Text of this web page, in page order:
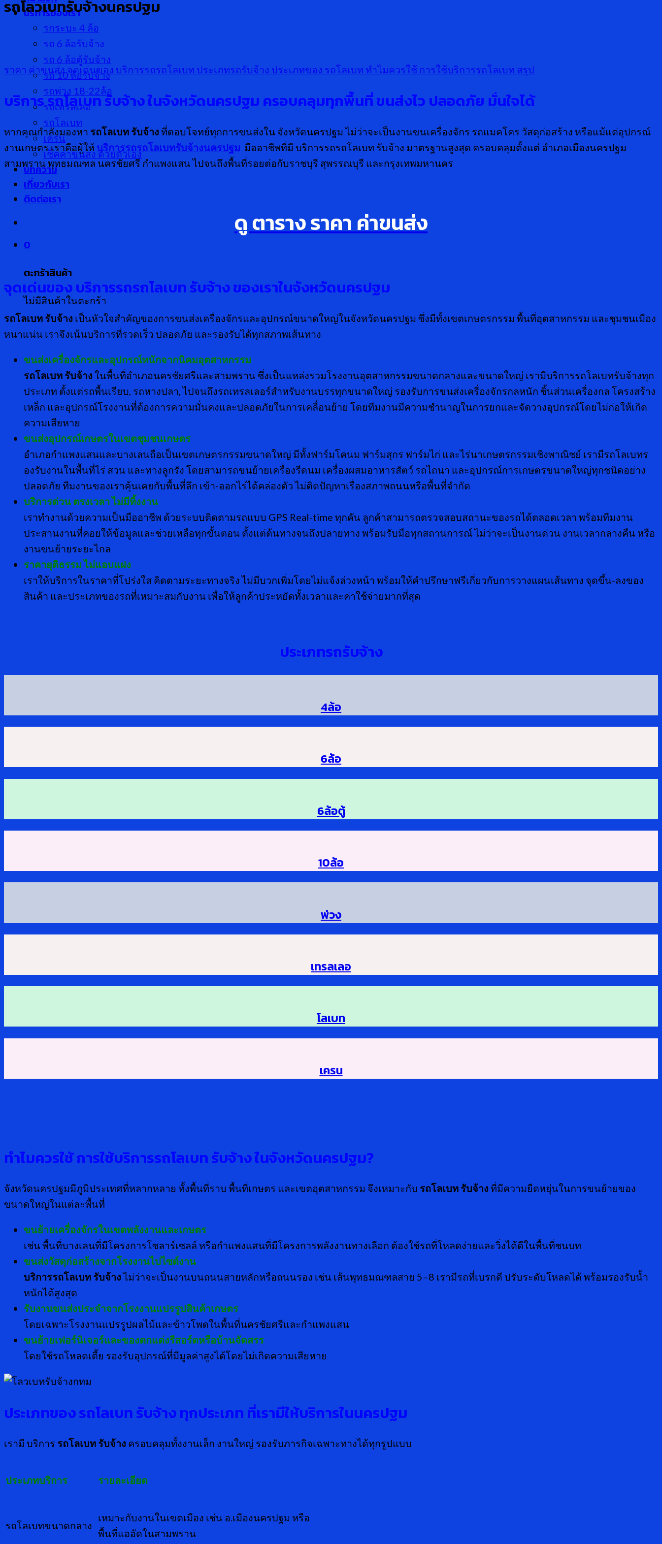
บริการของเรา
รกระบะ 4 ล้อ
รถ 6 ล้อรับจ้าง
รถ 6 ล้อตู้รับจ้าง
รถ 10 ล้อรับจ้าง
รถพ่วง 18-22ล้อ
รถเทรลเลอ
รถโลเบท
เครน
เช็คค่าขนส่ง ด้วยตัวเอง
บทความ
เกี่ยวกับเรา
ติดต่อเรา
0
ตะกร้าสินค้า
ไม่มีสินค้าในตะกร้า
รถโลวเบทรับจ้างนครปฐม
ราคา ค่าขนส่ง จุดเด่นของ บริการรถรถโลเบท ประเภทรถรับจ้าง ประเภทของ รถโลเบท ทำไมควรใช้ การใช้บริการรถโลเบท สรุป
บริการ รถโลเบท รับจ้าง ในจังหวัดนครปฐม ครอบคลุมทุกพื้นที่ ขนส่งไว ปลอดภัย มั่นใจได้
หากคุณกำลังมองหา รถโลเบท รับจ้าง ที่ตอบโจทย์ทุกการขนส่งใน จังหวัดนครปฐม ไม่ว่าจะเป็นงานขนเครื่องจักร รถแมคโคร วัสดุก่อสร้าง หรือแม้แต่อุปกรณ์
งานเกษตร เราคือผู้ให้ บริการรถรถโลเบทรับจ้างนครปฐม มืออาชีพที่มี บริการรถรถโลเบท รับจ้าง มาตรฐานสูงสุด ครอบคลุมตั้งแต่ อำเภอเมืองนครปฐม
สามพราน พุทธมณฑล นครชัยศรี กำแพงแสน ไปจนถึงพื้นที่รอยต่อกับราชบุรี สุพรรณบุรี และกรุงเทพมหานคร
ดู ตาราง ราคา ค่าขนส่ง
จุดเด่นของ บริการรถรถโลเบท รับจ้าง ของเราในจังหวัดนครปฐม
รถโลเบท รับจ้าง เป็นหัวใจสำคัญของการขนส่งเครื่องจักรและอุปกรณ์ขนาดใหญ่ในจังหวัดนครปฐม ซึ่งมีทั้งเขตเกษตรกรรม พื้นที่อุตสาหกรรม และชุมชนเมือง
หนาแน่น เราจึงเน้นบริการที่รวดเร็ว ปลอดภัย และรองรับได้ทุกสภาพเส้นทาง
ขนส่งเครื่องจักรและอุปกรณ์หนักจากนิคมอุตสาหกรรม
รถโลเบท รับจ้าง ในพื้นที่อำเภอนครชัยศรีและสามพราน ซึ่งเป็นแหล่งรวมโรงงานอุตสาหกรรมขนาดกลางและขนาดใหญ่ เรามีบริการรถโลเบทรับจ้างทุก
ประเภท ตั้งแต่รถพื้นเรียบ, รถหางปลา, ไปจนถึงรถเทรลเลอร์สำหรับงานบรรทุกขนาดใหญ่ รองรับการขนส่งเครื่องจักรกลหนัก ชิ้นส่วนเครื่องกล โครงสร้าง
เหล็ก และอุปกรณ์โรงงานที่ต้องการความมั่นคงและปลอดภัยในการเคลื่อนย้าย โดยทีมงานมีความชำนาญในการยกและจัดวางอุปกรณ์โดยไม่ก่อให้เกิด
ความเสียหาย
ขนส่งอุปกรณ์เกษตรในเขตชุมชนเกษตร
อำเภอกำแพงแสนและบางเลนถือเป็นเขตเกษตรกรรมขนาดใหญ่ มีทั้งฟาร์มโคนม ฟาร์มสุกร ฟาร์มไก่ และไร่นาเกษตรกรรมเชิงพาณิชย์ เรามีรถโลเบทร
องรับงานในพื้นที่ไร่ สวน และทางลูกรัง โดยสามารถขนย้ายเครื่องรีดนม เครื่องผสมอาหารสัตว์ รถไถนา และอุปกรณ์การเกษตรขนาดใหญ่ทุกชนิดอย่าง
ปลอดภัย ทีมงานของเราคุ้นเคยกับพื้นที่ลึก เข้า-ออกไร่ได้คล่องตัว ไม่ติดปัญหาเรื่องสภาพถนนหรือพื้นที่จำกัด
บริการด่วน ตรงเวลา ไม่มีทิ้งงาน
เราทำงานด้วยความเป็นมืออาชีพ ด้วยระบบติดตามรถแบบ GPS Real-time ทุกคัน ลูกค้าสามารถตรวจสอบสถานะของรถได้ตลอดเวลา พร้อมทีมงาน
ประสานงานที่คอยให้ข้อมูลและช่วยเหลือทุกขั้นตอน ตั้งแต่ต้นทางจนถึงปลายทาง พร้อมรับมือทุกสถานการณ์ ไม่ว่าจะเป็นงานด่วน งานเวลากลางคืน หรือ
งานขนย้ายระยะไกล
ราคายุติธรรม ไม่แอบแฝง
เราให้บริการในราคาที่โปร่งใส คิดตามระยะทางจริง ไม่มีบวกเพิ่มโดยไม่แจ้งล่วงหน้า พร้อมให้คำปรึกษาฟรีเกี่ยวกับการวางแผนเส้นทาง จุดขึ้น-ลงของ
สินค้า และประเภทของรถที่เหมาะสมกับงาน เพื่อให้ลูกค้าประหยัดทั้งเวลาและค่าใช้จ่ายมากที่สุด
ประเภทรถรับจ้าง
4ล้อ
6ล้อ
6ล้อตู้
10ล้อ
พ่วง
เทรลเลอ
โลเบท
เครน
ทำไมควรใช้ การใช้บริการรถโลเบท รับจ้าง ในจังหวัดนครปฐม?
จังหวัดนครปฐมมีภูมิประเทศที่หลากหลาย ทั้งพื้นที่ราบ พื้นที่เกษตร และเขตอุตสาหกรรม จึงเหมาะกับ รถโลเบท รับจ้าง ที่มีความยืดหยุ่นในการขนย้ายของ
ขนาดใหญ่ในแต่ละพื้นที่
ขนย้ายเครื่องจักรในเขตพลังงานและเกษตร
เช่น พื้นที่บางเลนที่มีโครงการโซลาร์เซลล์ หรือกำแพงแสนที่มีโครงการพลังงานทางเลือก ต้องใช้รถที่โหลดง่ายและวิ่งได้ดีในพื้นที่ชนบท
ขนส่งวัสดุก่อสร้างจากโรงงานไปไซต์งาน
บริการรถโลเบท รับจ้างไม่ว่าจะเป็นงานบนถนนสายหลักหรือถนนรอง เช่น เส้นพุทธมณฑลสาย 5–8 เรามีรถที่เบรกดี ปรับระดับโหลดได้ พร้อมรองรับน้ำ
หนักได้สูงสุด
รับงานขนส่งประจำจากโรงงานแปรรูปสินค้าเกษตร
โดยเฉพาะโรงงานแปรรูปผลไม้และข้าวโพดในพื้นที่นครชัยศรีและกำแพงแสน
ขนย้ายเฟอร์นิเจอร์และของตกแต่งรีสอร์ตหรือบ้านจัดสรร
โดยใช้รถโหลดเตี้ย รองรับอุปกรณ์ที่มีมูลค่าสูงได้โดยไม่เกิดความเสียหาย
ประเภทของ รถโลเบท รับจ้าง ทุกประเภท ที่เรามีให้บริการในนครปฐม
เรามี บริการ รถโลเบท รับจ้าง ครอบคลุมทั้งงานเล็ก งานใหญ่ รองรับภารกิจเฉพาะทางได้ทุกรูปแบบ
ประเภทบริการ รายละเอียด
รถโลเบทขนาดกลาง
เหมาะกับงานในเขตเมือง เช่น อ.เมืองนครปฐม หรือ
พื้นที่แออัดในสามพราน